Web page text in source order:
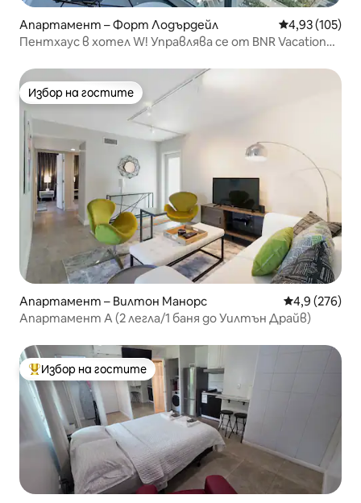
Апартамент – Форт Лодърдейл Средна
4,93 (105)
Пентхаус в хотел W! Управлява се от BNR Vacation
Избор на гостите
Избор на гостите
Апартамент – Вилтон Манорс Средна
4,9 (276)
Апартамент А (2 легла/1 баня до Уилтън Драйв)
Най-популярен избор на гостите
Избор на гостите